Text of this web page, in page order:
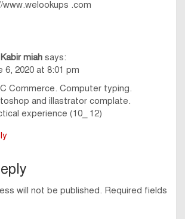
.com
miah says:
6, 2020 at 8:01 pm
Commerce. Computer typing.
and illastrator complate.
experience (10_ 12)
will not be published. Required fields